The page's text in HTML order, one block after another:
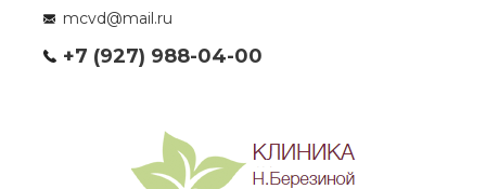
mcvd@mail.ru
+7 (927) 988-04-00